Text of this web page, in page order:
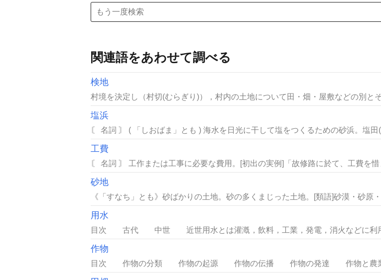
関連語をあわせて調べる
検地
村境を決定し（村切(むらぎり)），村内の土地について田・畑・屋敷などの別と
塩浜
〘 名詞 〙 ( 「しおばま」とも ) 海水を日光に干して塩をつくるための砂浜。塩田(
工費
〘 名詞 〙 工作または工事に必要な費用。[初出の実例]「故修路に於て、工費を惜
砂地
《「すなち」とも》砂ばかりの土地。砂の多くまじった土地。[類語]砂漠・砂原・
用水
目次 古代 中世 近世用水とは灌漑，飲料，工業，発電，消火などに利用
作物
目次 作物の分類 作物の起源 作物の伝播 作物の発達 作物と農業技